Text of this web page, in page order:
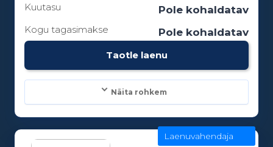
Kuutasu Pole kohaldatav
Kogu tagasimakse Pole kohaldatav
Taotle laenu
Näita rohkem
Laenuvahendaja